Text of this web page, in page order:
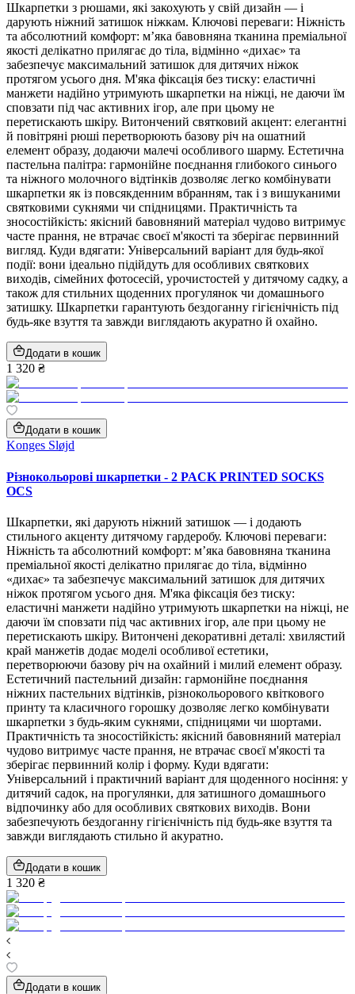
Шкарпетки з рюшами, які закохують у свій дизайн — і
дарують ніжний затишок ніжкам. Ключові переваги: Ніжність
та абсолютний комфорт: м’яка бавовняна тканина преміальної
якості делікатно прилягає до тіла, відмінно «дихає» та
забезпечує максимальний затишок для дитячих ніжок
протягом усього дня. М'яка фіксація без тиску: еластичні
манжети надійно утримують шкарпетки на ніжці, не даючи їм
сповзати під час активних ігор, але при цьому не
перетискають шкіру. Витончений святковий акцент: елегантні
й повітряні рюші перетворюють базову річ на ошатний
елемент образу, додаючи малечі особливого шарму. Естетична
пастельна палітра: гармонійне поєднання глибокого синього
та ніжного молочного відтінків дозволяє легко комбінувати
шкарпетки як із повсякденним вбранням, так і з вишуканими
святковими сукнями чи спідницями. Практичність та
зносостійкість: якісний бавовняний матеріал чудово витримує
часте прання, не втрачає своєї м'якості та зберігає первинний
вигляд. Куди вдягати: Універсальний варіант для будь-якої
події: вони ідеально підійдуть для особливих святкових
виходів, сімейних фотосесій, урочистостей у дитячому садку, а
також для стильних щоденних прогулянок чи домашнього
затишку. Шкарпетки гарантують бездоганну гігієнічність під
будь-яке взуття та завжди виглядають акуратно й охайно.
Додати в кошик
1 320 ₴
Додати в кошик
Konges Sløjd
Різнокольорові шкарпетки - 2 PACK PRINTED SOCKS
OCS
Шкарпетки, які дарують ніжний затишок — і додають
стильного акценту дитячому гардеробу. Ключові переваги:
Ніжність та абсолютний комфорт: м’яка бавовняна тканина
преміальної якості делікатно прилягає до тіла, відмінно
«дихає» та забезпечує максимальний затишок для дитячих
ніжок протягом усього дня. М'яка фіксація без тиску:
еластичні манжети надійно утримують шкарпетки на ніжці, не
даючи їм сповзати під час активних ігор, але при цьому не
перетискають шкіру. Витончені декоративні деталі: хвилястий
край манжетів додає моделі особливої естетики,
перетворюючи базову річ на охайний і милий елемент образу.
Естетичний пастельний дизайн: гармонійне поєднання
ніжних пастельних відтінків, різнокольорового квіткового
принту та класичного горошку дозволяє легко комбінувати
шкарпетки з будь-яким сукнями, спідницями чи шортами.
Практичність та зносостійкість: якісний бавовняний матеріал
чудово витримує часте прання, не втрачає своєї м'якості та
зберігає первинний колір і форму. Куди вдягати:
Універсальний і практичний варіант для щоденного носіння: у
дитячий садок, на прогулянки, для затишного домашнього
відпочинку або для особливих святкових виходів. Вони
забезпечують бездоганну гігієнічність під будь-яке взуття та
завжди виглядають стильно й акуратно.
Додати в кошик
1 320 ₴
Додати в кошик